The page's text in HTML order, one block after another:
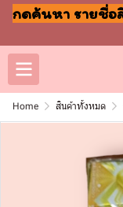
กดค้นหา รายชื่อ
Home สินค้าทั้งหมด